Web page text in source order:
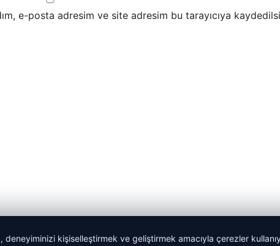
e-posta adresim ve site adresim bu tarayıcıya
deneyiminizi kişiselleştirmek ve geliştirmek amacıyla çerezler